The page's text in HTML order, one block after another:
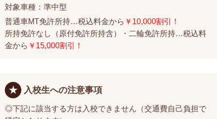
対象車種：準中型
普通車MT免許所持…税込料金から ￥10,000割引！
所持免許なし（原付免許所持含）・二輪免許所持…税込料
金から ￥15,000割引！
入校生への注意事項
◎下記に該当する方は入校できません（交通費自己負担で